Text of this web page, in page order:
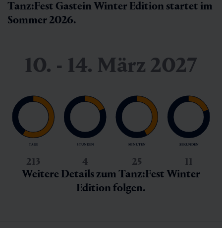
Tanz:Fest Gastein Winter Edition startet im
Sommer 2026.
10. - 14. März 2027
TAGE
213
STUNDEN
4
MINUTEN
25
SEKUNDEN
9
Weitere Details zum Tanz:Fest Winter
Edition folgen.